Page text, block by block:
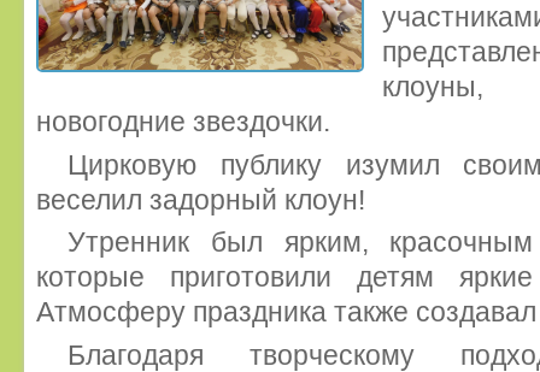
клоуны,
новогодние звездочки.
Цирковую публику изумил
веселил задорный клоун!
Утренник был ярким, красочным
которые приготовили детям
Атмосферу праздника также
Благодаря творческому